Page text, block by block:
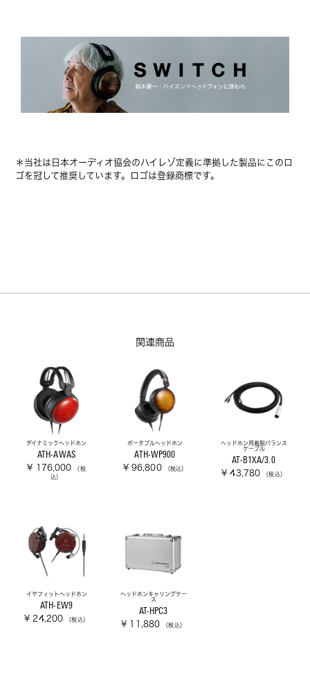
＊当社は日本オーディオ協会のハイレゾ定義に準拠した製品にこのロ
ゴを冠して推奨しています。ロゴは登録商標です。
関連商品
ダイナミックヘッドホン
ATH-AWAS
¥ 176,000
（税
込）
ポータブルヘッドホン
ATH-WP900
¥ 96,800 （税込）
ヘッドホン用着脱バランス
ケーブル
AT-B1XA/3.0
¥ 43,780 （税込）
イヤフィットヘッドホン
ATH-EW9
¥ 24,200 （税込）
ヘッドホンキャリングケー
ス
AT-HPC3
¥ 11,880 （税込）